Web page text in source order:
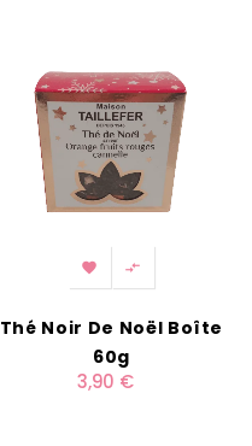
 
Thé Noir De Noël Boîte
60g
3,90 €